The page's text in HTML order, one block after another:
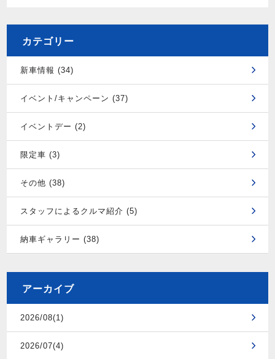
カテゴリー
新車情報 (34)
イベント/キャンペーン (37)
イベントデー (2)
限定車 (3)
その他 (38)
スタッフによるクルマ紹介 (5)
納車ギャラリー (38)
アーカイブ
2026/08(1)
2026/07(4)